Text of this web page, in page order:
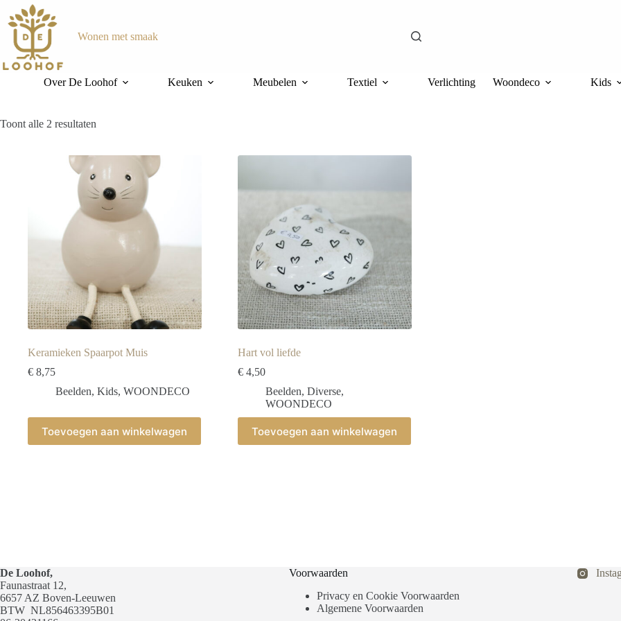
naar
inhoud
Wonen met smaak
Over De Loohof Keuken Meubelen Textiel Verlichting Woondeco Kids
Toont alle 2 resultaten
Keramieken Spaarpot Muis
€ 8,75
Beelden, Kids, WOONDECO
Toevoegen aan winkelwagen
Hart vol liefde
€ 4,50
Beelden, Diverse,
WOONDECO
Toevoegen aan winkelwagen
De Loohof,
Faunastraat 12,
6657 AZ Boven-Leeuwen
BTW NL856463395B01
Voorwaarden
Privacy en Cookie Voorwaarden
Algemene Voorwaarden